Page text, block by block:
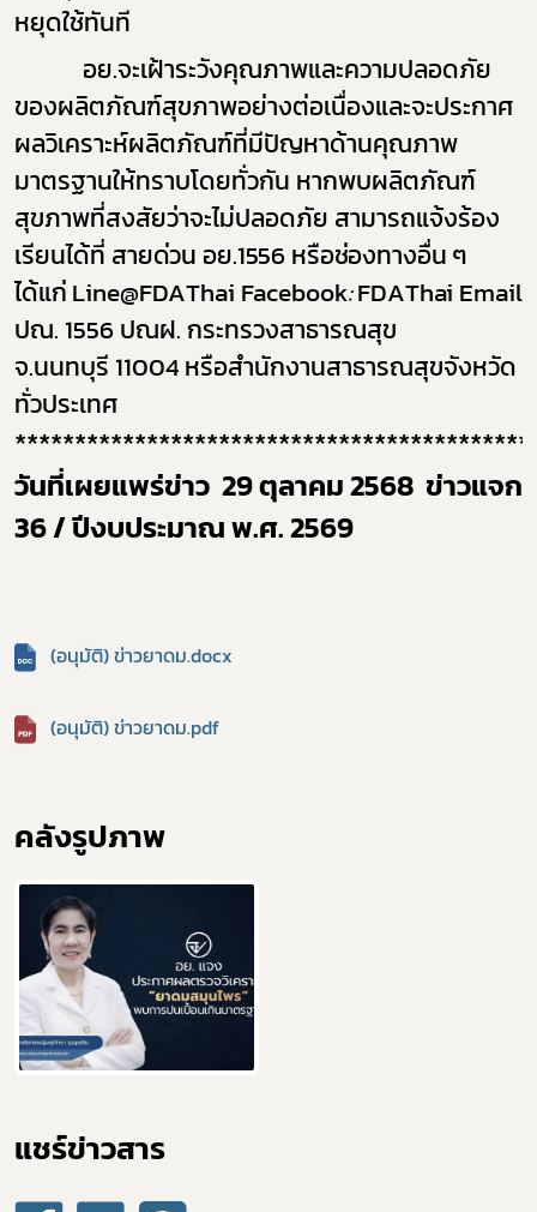
หยุดใช้ทันที
อย.จะเฝ้าระวังคุณภาพและความปลอดภัย
ของผลิตภัณฑ์สุขภาพอย่างต่อเนื่องและจะประกาศ
ผลวิเคราะห์ผลิตภัณฑ์ที่มีปัญหาด้านคุณภาพ
มาตรฐานให้ทราบโดยทั่วกัน หากพบผลิตภัณฑ์
สุขภาพที่สงสัยว่าจะไม่ปลอดภัย สามารถแจ้งร้อง
เรียนได้ที่ สายด่วน อย.1556หรือช่องทางอื่น ๆ
ได้แก่Line@FDAThai Facebook:FDAThai
ปณ. 1556ปณฝ. กระทรวงสาธารณสุข
จ.นนทบุรี 11004หรือสำนักงานสาธารณสุขจังหวัด
ทั่วประเทศ
วันที่เผยแพร่ข่าว 29ตุลาคม 2568 ข่าวแจก
36 / ปีงบประมาณ พ.ศ. 2569
(อนุมัติ) ข่าวยาดม.docx
(อนุมัติ) ข่าวยาดม.pdf
คลังรูปภาพ
แชร์ข่าวสาร​